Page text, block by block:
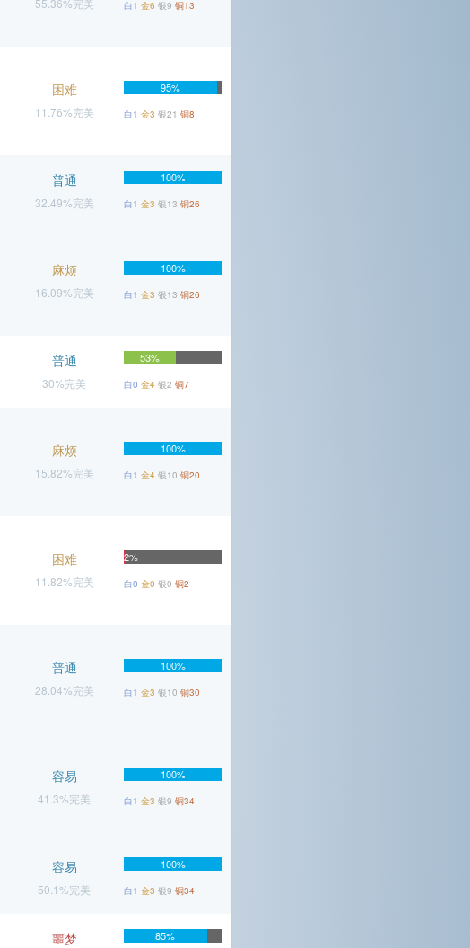
55.36%完美 白1 金6 银9 铜13
困难
11.76%完美
95%
白1 金3 银21 铜8
普通
32.49%完美
100%
白1 金3 银13 铜26
麻烦
16.09%完美
100%
白1 金3 银13 铜26
普通
30%完美
53%
白0 金4 银2 铜7
麻烦
15.82%完美
100%
白1 金4 银10 铜20
困难
11.82%完美
2%
白0 金0 银0 铜2
普通
28.04%完美
100%
白1 金3 银10 铜30
容易
41.3%完美
100%
白1 金3 银9 铜34
容易
50.1%完美
100%
白1 金3 银9 铜34
噩梦 85%